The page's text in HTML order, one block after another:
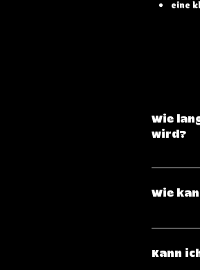
eine
Wie
wird?
Klicke
Wie
per E-
Kann